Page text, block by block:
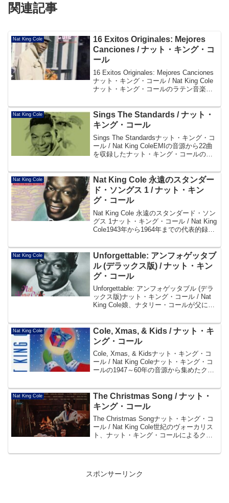
関連記事
Nat King Cole
16 Exitos Originales: Mejores
Canciones / ナット・キング・コ
ール
16 Exitos Originales: Mejores Canciones
ナット・キング・コール / Nat King Cole
ナット・キング・コールのラテン音楽の
で歌った「Cachito」や「Qui...
Nat King Cole
Sings The Standards / ‎ナット・
キング・コール
Sings The Standards‎ナット・キング・コ
ール / Nat King ColeEMIの音源から22曲
を収録したナット・キング・コールのス
Moon (In Other...
Nat King Cole
Nat King Cole 永遠のスタンダー
ド・ソングス 1 / ナット・キン
グ・コール
Nat King Cole 永遠のスタンダード・ソン
グス 1ナット・キング・コール / Nat King
Cole1943年から1964年までの代表的録音
コールの国内盤ベスト・コンピレーショ
ン。Amaz...
Nat King Cole
Unforgettable: アンフォゲッタブ
ル (デラックス版) / ナット・キン
グ・コール
Unforgettable: アンフォゲッタブル (デラ
ックス版)ナット・キング・コール / Nat
King Cole娘、ナタリー・コールが父に捧
親子デュエット・ヴ...
Nat King Cole
Cole, Xmas, & Kids / ナット・キ
ング・コール
Cole, Xmas, & Kidsナット・キング・コ
ール / Nat King Coleナット・キング・コ
ールの1947～60年の音源から集めたクリ
For Christmas (I...
Nat King Cole
The Christmas Song / ナット・
キング・コール
The Christmas Songナット・キング・コ
ール / Nat King Cole世紀のヴォーカリス
ト、ナット・キング・コールによるクリ
グ」のナタリー・コールとのデュエッ
スポンサーリンク